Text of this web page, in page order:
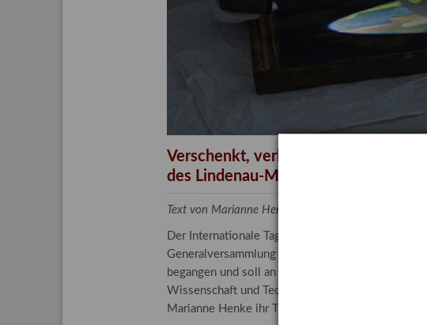
Bestandskataloge &
Gesamtverzeichnis
Kalender
Verschenkt, verkauft, vergessen? –
des Lindenau-Museums
Text von Marianne Henke, Provenienzforscherin
Der Internationale Tag der Frauen und Mädchen
Generalversammlung der Vereinten Nationen
begangen und soll an die entscheidende Rolle
Wissenschaft und Technologie spielen. In ihrem
Marianne Henke ihr Tätigkeitsfeld vor.